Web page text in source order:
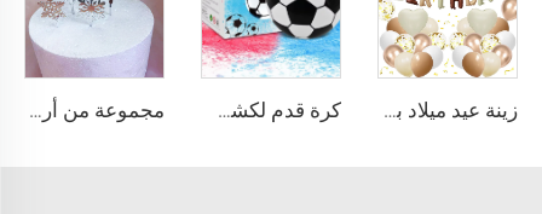
زينة عيد ميلاد باللون البيج والذهبي والبني، طقم يتكون من 30 قطعة من البالونات وبانر للحفلات وحفل استقبال المولود كرة قدم لكشف الجنس مع بودرة تنفجر، مجموعة كرات قدم منفجرة لحفلات الكشف عن جنس الذكر مجموعة من أربعة قطع على شكل ثلوج للكريسماس والعام الجديد، مزين كعكة أكريليك لحفلات أعياد الميلاد وديكور كعكة الحفل